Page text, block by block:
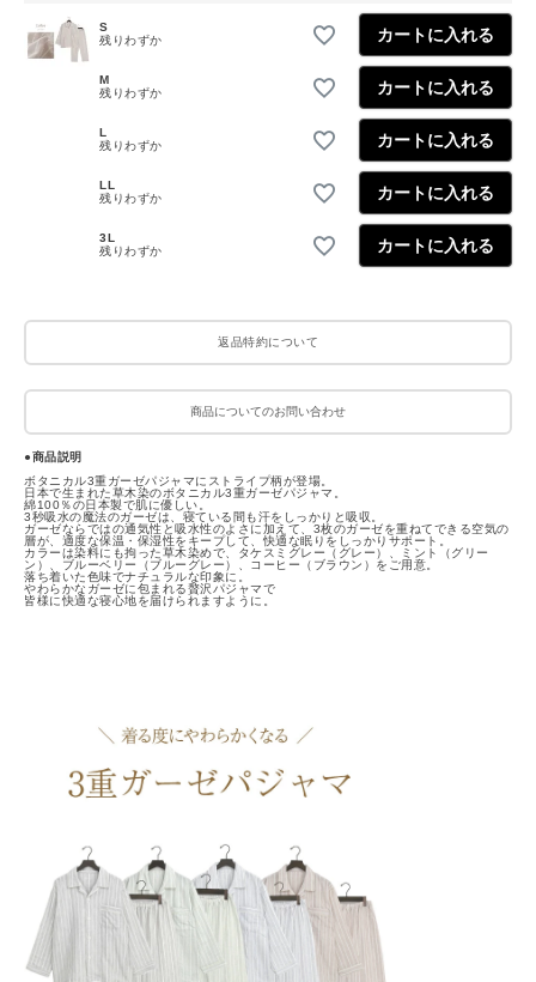
S
残りわずか
カートに入れる
M
残りわずか
カートに入れる
L
残りわずか
カートに入れる
LL
残りわずか
カートに入れる
3L
残りわずか
カートに入れる
返品特約について
商品についてのお問い合わせ
●商品説明
ボタニカル3重ガーゼパジャマにストライプ柄が登場。
日本で生まれた草木染のボタニカル3重ガーゼパジャマ。
綿100％の日本製で肌に優しい。
3秒吸水の魔法のガーゼは、寝ている間も汗をしっかりと吸収。
ガーゼならではの通気性と吸水性のよさに加えて、3枚のガーゼを重ねてできる空気の
層が、適度な保温・保湿性をキープして、快適な眠りをしっかりサポート。
カラーは染料にも拘った草木染めで、タケスミグレー（グレー）、ミント（グリー
ン）、ブルーベリー（ブルーグレー）、コーヒー（ブラウン）をご用意。
落ち着いた色味でナチュラルな印象に。
やわらかなガーゼに包まれる贅沢パジャマで
皆様に快適な寝心地を届けられますように。